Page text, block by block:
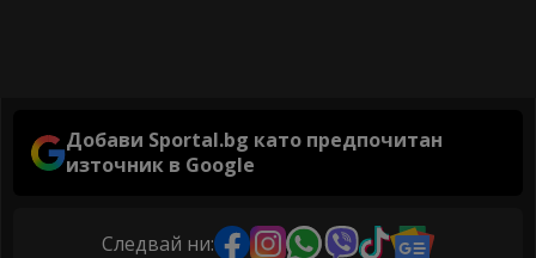
Добави Sportal.bg като предпочитан
източник в Google
Следвай ни: